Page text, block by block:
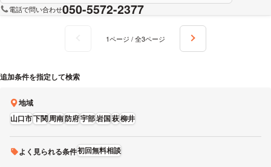
電話で問い合わせ050-5572-2377
1ページ / 全3ページ
追加条件を指定して検索
地域
山口市下関周南防府宇部岩国萩柳井
よく見られる条件初回無料相談